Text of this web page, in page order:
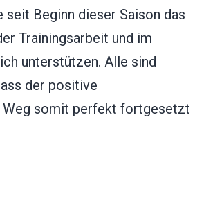
seit Beginn dieser Saison das
Trainingsarbeit und im
unterstützen. Alle sind
der positive
Weg somit perfekt fortgesetzt